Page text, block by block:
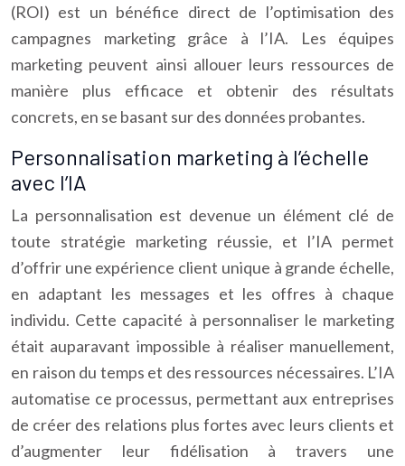
(ROI) est un bénéfice direct de l’optimisation des
campagnes marketing grâce à l’IA. Les équipes
marketing peuvent ainsi allouer leurs ressources de
manière plus efficace et obtenir des résultats
concrets, en se basant sur des données probantes.
Personnalisation marketing à l’échelle
avec l’IA
La personnalisation est devenue un élément clé de
toute stratégie marketing réussie, et l’IA permet
d’offrir une expérience client unique à grande échelle,
en adaptant les messages et les offres à chaque
individu. Cette capacité à personnaliser le marketing
était auparavant impossible à réaliser manuellement,
en raison du temps et des ressources nécessaires. L’IA
automatise ce processus, permettant aux entreprises
de créer des relations plus fortes avec leurs clients et
d’augmenter leur fidélisation à travers une